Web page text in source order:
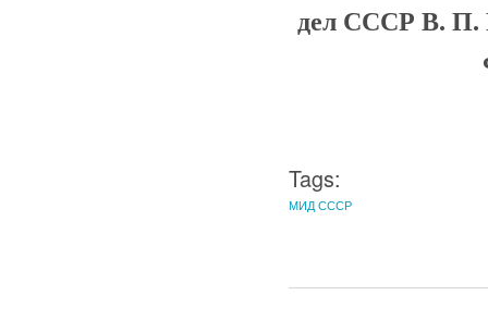
дел СССР В. П.
Tags:
МИД СССР